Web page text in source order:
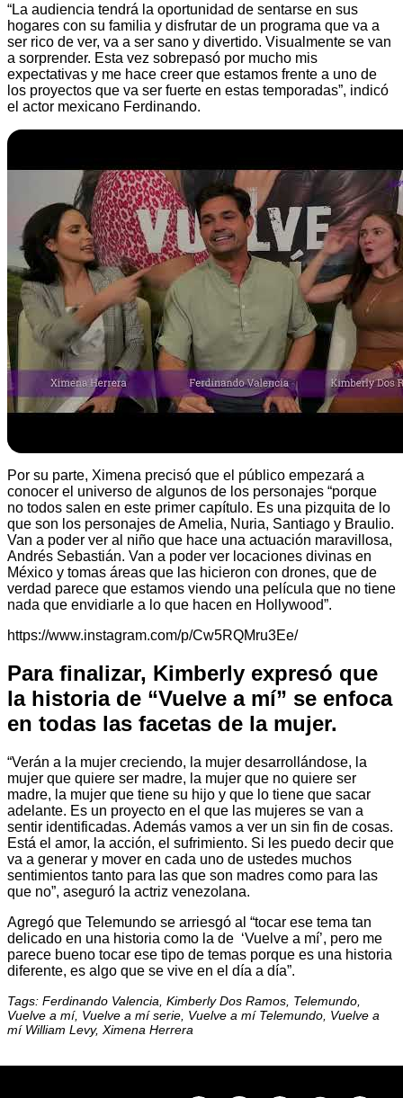
“La audiencia tendrá la oportunidad de sentarse en sus
hogares con su familia y disfrutar de un programa que va a
ser rico de ver, va a ser sano y divertido. Visualmente se van
a sorprender. Esta vez sobrepasó por mucho mis
expectativas y me hace creer que estamos frente a uno de
los proyectos que va ser fuerte en estas temporadas”, indicó
el actor mexicano Ferdinando.
Por su parte, Ximena precisó que el público empezará a
conocer el universo de algunos de los personajes “porque
no todos salen en este primer capítulo. Es una pizquita de lo
que son los personajes de Amelia, Nuria, Santiago y Braulio.
Van a poder ver al niño que hace una actuación maravillosa,
Andrés Sebastián. Van a poder ver locaciones divinas en
México y tomas áreas que las hicieron con drones, que de
verdad parece que estamos viendo una película que no tiene
nada que envidiarle a lo que hacen en Hollywood”.
https://www.instagram.com/p/Cw5RQMru3Ee/
Para finalizar, Kimberly expresó que
la historia de “Vuelve a mí” se enfoca
en todas las facetas de la mujer.
“Verán a la mujer creciendo, la mujer desarrollándose, la
mujer que quiere ser madre, la mujer que no quiere ser
madre, la mujer que tiene su hijo y que lo tiene que sacar
adelante. Es un proyecto en el que las mujeres se van a
sentir identificadas. Además vamos a ver un sin fin de cosas.
Está el amor, la acción, el sufrimiento. Si les puedo decir que
va a generar y mover en cada uno de ustedes muchos
sentimientos tanto para las que son madres como para las
que no”, aseguró la actriz venezolana.
Agregó que Telemundo se arriesgó al “tocar ese tema tan
delicado en una historia como la de ‘Vuelve a mí’, pero me
parece bueno tocar ese tipo de temas porque es una historia
diferente, es algo que se vive en el día a día”.
Tags: Ferdinando Valencia, Kimberly Dos Ramos, Telemundo,
Vuelve a mí, Vuelve a mí serie, Vuelve a mí Telemundo, Vuelve a
mí William Levy, Ximena Herrera